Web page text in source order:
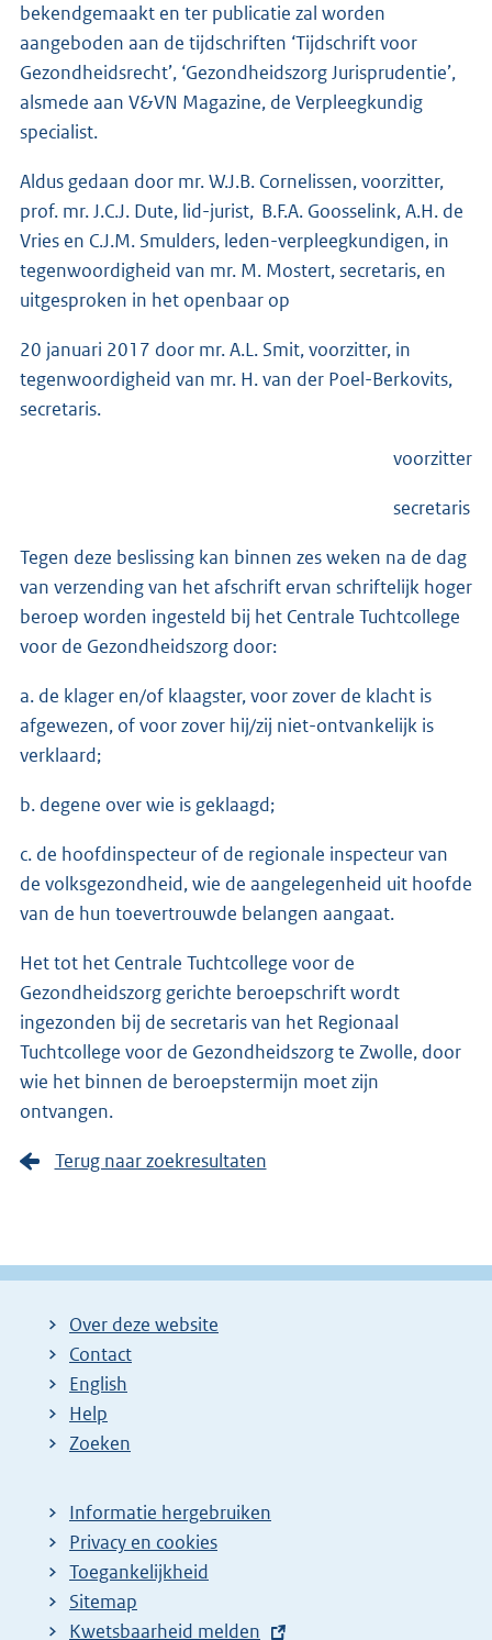
bekendgemaakt en ter publicatie zal worden
aangeboden aan de tijdschriften ‘Tijdschrift voor
Gezondheidsrecht’, ‘Gezondheidszorg Jurisprudentie’,
alsmede aan V&VN Magazine, de Verpleegkundig
specialist.
Aldus gedaan door mr. W.J.B. Cornelissen, voorzitter,
prof. mr. J.C.J. Dute, lid-jurist, B.F.A. Goosselink, A.H. de
Vries en C.J.M. Smulders, leden-verpleegkundigen, in
tegenwoordigheid van mr. M. Mostert, secretaris, en
uitgesproken in het openbaar op
20 januari 2017 door mr. A.L. Smit, voorzitter, in
tegenwoordigheid van mr. H. van der Poel-Berkovits,
secretaris.
voorzitter
secretaris
Tegen deze beslissing kan binnen zes weken na de dag
van verzending van het afschrift ervan schriftelijk hoger
beroep worden ingesteld bij het Centrale Tuchtcollege
voor de Gezondheidszorg door:
a. de klager en/of klaagster, voor zover de klacht is
afgewezen, of voor zover hij/zij niet-ontvankelijk is
verklaard;
b. degene over wie is geklaagd;
c. de hoofdinspecteur of de regionale inspecteur van
de volksgezondheid, wie de aangelegenheid uit hoofde
van de hun toevertrouwde belangen aangaat.
Het tot het Centrale Tuchtcollege voor de
Gezondheidszorg gerichte beroepschrift wordt
ingezonden bij de secretaris van het Regionaal
Tuchtcollege voor de Gezondheidszorg te Zwolle, door
wie het binnen de beroepstermijn moet zijn
ontvangen.
Terug naar zoekresultaten
Over deze website
Contact
English
Help
Zoeken
Informatie hergebruiken
Privacy en cookies
Toegankelijkheid
Sitemap
E
Kwetsbaarheid melden